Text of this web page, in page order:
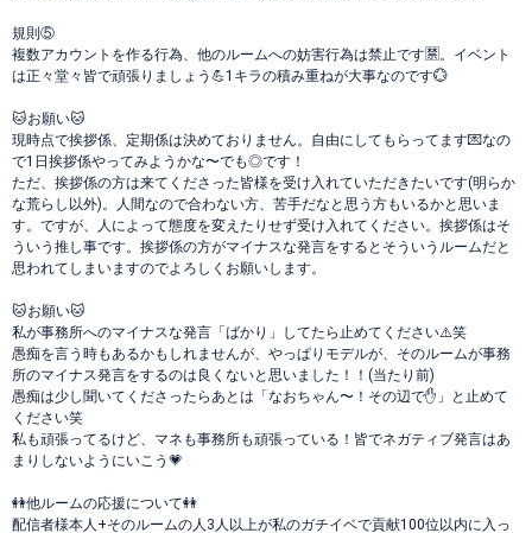
規則⑤
複数アカウントを作る行為、他のルームへの妨害行為は禁止です🈲。イベント
は正々堂々皆で頑張りましょう💪1キラの積み重ねが大事なのです💮
🐱お願い🐱
現時点で挨拶係、定期係は決めておりません。自由にしてもらってます💌なの
で1日挨拶係やってみようかな〜でも◎です！
ただ、挨拶係の方は来てくださった皆様を受け入れていただきたいです(明らか
な荒らし以外)。人間なので合わない方、苦手だなと思う方もいるかと思いま
す。ですが、人によって態度を変えたりせず受け入れてください。挨拶係はそ
ういう推し事です。挨拶係の方がマイナスな発言をするとそういうルームだと
思われてしまいますのでよろしくお願いします。
🐱お願い🐱
私が事務所へのマイナスな発言「ばかり」してたら止めてください⚠️笑
愚痴を言う時もあるかもしれませんが、やっぱりモデルが、そのルームが事務
所のマイナス発言をするのは良くないと思いました！！(当たり前)
愚痴は少し聞いてくださったらあとは「なおちゃん〜！その辺で✋」と止めて
ください笑
私も頑張ってるけど、マネも事務所も頑張っている！皆でネガティブ発言はあ
まりしないようにいこう💗
👭他ルームの応援について👭
配信者様本人+そのルームの人3人以上が私のガチイベで貢献100位以内に入っ